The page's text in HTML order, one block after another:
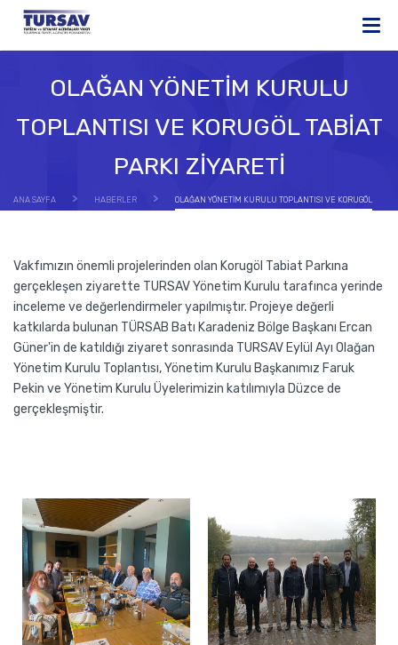
OLAĞAN YÖNETİM KURULU
TOPLANTISI VE KORUGÖL TABİAT
PARKI ZİYARETİ
ANA SAYFA HABERLER OLAĞAN YÖNETİM KURULU TOPLANTISI VE KORUGÖL
Vakfımızın önemli projelerinden olan Korugöl Tabiat Parkına
gerçekleşen ziyarette TURSAV Yönetim Kurulu tarafınca yerinde
inceleme ve değerlendirmeler yapılmıştır. Projeye değerli
katkılarda bulunan TÜRSAB Batı Karadeniz Bölge Başkanı Ercan
Güner'in de katıldığı ziyaret sonrasında TURSAV Eylül Ayı Olağan
Yönetim Kurulu Toplantısı, Yönetim Kurulu Başkanımız Faruk
Pekin ve Yönetim Kurulu Üyelerimizin katılımıyla Düzce de
gerçekleşmiştir.